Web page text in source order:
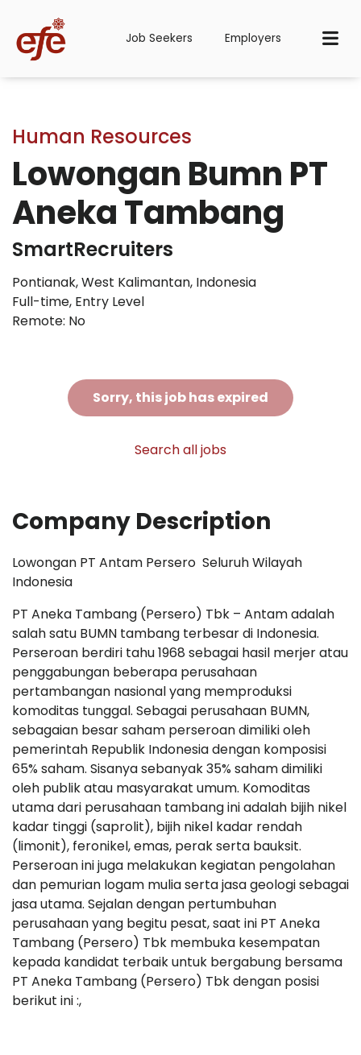
Job Seekers Employers
Human Resources
Lowongan Bumn PT
Aneka Tambang
SmartRecruiters
Pontianak, West Kalimantan, Indonesia
Full-time, Entry Level
Remote: No
Sorry, this job has expired
Search all jobs
Company Description
Lowongan PT Antam Persero Seluruh Wilayah
Indonesia
PT Aneka Tambang (Persero) Tbk – Antam adalah
salah satu BUMN tambang terbesar di Indonesia.
Perseroan berdiri tahu 1968 sebagai hasil merjer atau
penggabungan beberapa perusahaan
pertambangan nasional yang memproduksi
komoditas tunggal. Sebagai perusahaan BUMN,
sebagaian besar saham perseroan dimiliki oleh
pemerintah Republik Indonesia dengan komposisi
65% saham. Sisanya sebanyak 35% saham dimiliki
oleh publik atau masyarakat umum. Komoditas
utama dari perusahaan tambang ini adalah bijih nikel
kadar tinggi (saprolit), bijih nikel kadar rendah
(limonit), feronikel, emas, perak serta bauksit.
Perseroan ini juga melakukan kegiatan pengolahan
dan pemurian logam mulia serta jasa geologi sebagai
jasa utama. Sejalan dengan pertumbuhan
perusahaan yang begitu pesat, saat ini PT Aneka
Tambang (Persero) Tbk membuka kesempatan
kepada kandidat terbaik untuk bergabung bersama
PT Aneka Tambang (Persero) Tbk dengan posisi
berikut ini :,